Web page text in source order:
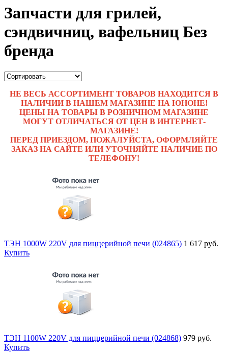
Запчасти для грилей,
сэндвичниц, вафельниц Без
бренда
НЕ ВЕСЬ АССОРТИМЕНТ ТОВАРОВ НАХОДИТСЯ В
НАЛИЧИИ В НАШЕМ МАГАЗИНЕ НА ЮНОНЕ!
ЦЕНЫ НА ТОВАРЫ В РОЗНИЧНОМ МАГАЗИНЕ
МОГУТ ОТЛИЧАТЬСЯ ОТ ЦЕН В ИНТЕРНЕТ-
МАГАЗИНЕ!
ПЕРЕД ПРИЕЗДОМ, ПОЖАЛУЙСТА, ОФОРМЛЯЙТЕ
ЗАКАЗ НА САЙТЕ ИЛИ УТОЧНЯЙТЕ НАЛИЧИЕ ПО
ТЕЛЕФОНУ!
ТЭН 1000W 220V для пиццерийной печи (024865) 1 617 руб.
Купить
ТЭН 1100W 220V для пиццерийной печи (024868) 979 руб.
Купить